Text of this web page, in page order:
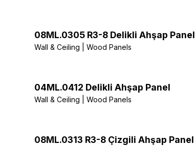
08ML.0305 R3-8 Delikli Ahşap Panel
Wall & Ceiling | Wood Panels
04ML.0412 Delikli Ahşap Panel
Wall & Ceiling | Wood Panels
08ML.0313 R3-8 Çizgili Ahşap Panel